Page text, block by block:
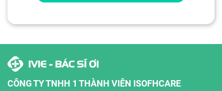
CÔNG TY TNHH 1 THÀNH VIÊN ISOFHCARE